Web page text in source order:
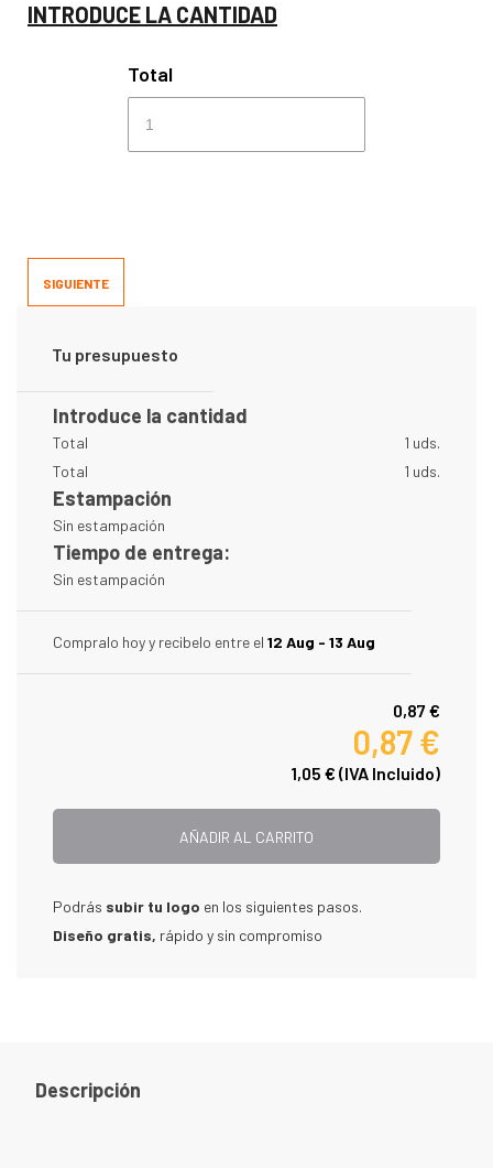
INTRODUCE LA CANTIDAD
Total
SIGUIENTE
Tu presupuesto
Introduce la cantidad
Total
1 uds.
Total
1 uds.
Estampación
Sin estampación
Tiempo de entrega:
Sin estampación
Compralo hoy y recibelo entre el 12 Aug - 13 Aug
0,87 €
0,87 €
1,05 € (IVA Incluido)
AÑADIR AL CARRITO
Podrás subir tu logo en los siguientes pasos.
Diseño gratis, rápido y sin compromiso
Descripción